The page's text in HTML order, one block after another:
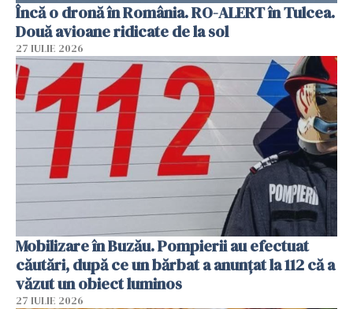
Încă o dronă în România. RO-ALERT în Tulcea.
Două avioane ridicate de la sol
27 IULIE 2026
Mobilizare în Buzău. Pompierii au efectuat
căutări, după ce un bărbat a anunțat la 112 că a
văzut un obiect luminos
27 IULIE 2026